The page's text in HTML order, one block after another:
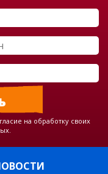
на обработку своих